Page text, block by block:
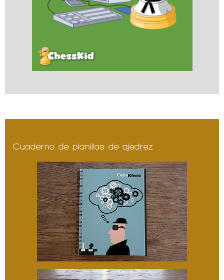
Cuaderno de planillas de ajedrez